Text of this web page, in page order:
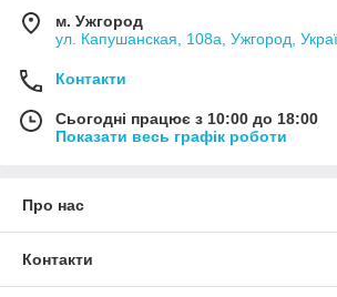
м. Ужгород
ул. Капушанская, 108а, Ужгород,
Контакти
Сьогодні працює з 10:00 до 18:00
Показати весь графік роботи
Про нас
Контакти